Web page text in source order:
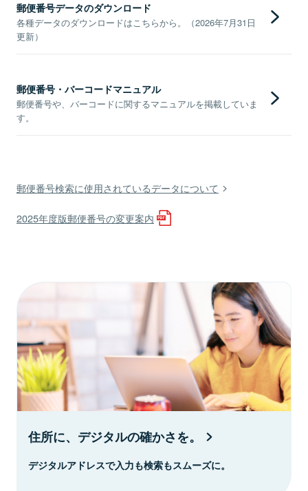
郵便番号データのダウンロード
各種データのダウンロードはこちらから。（2026年7月31日
更新）
郵便番号・バーコードマニュアル
郵便番号や、バーコードに関するマニュアルを掲載していま
す。
郵便番号検索に使用されているデータについて
2025年度版郵便番号の変更案内
住所に、デジタルの確かさを。
デジタルアドレスで入力も検索もスムーズに。